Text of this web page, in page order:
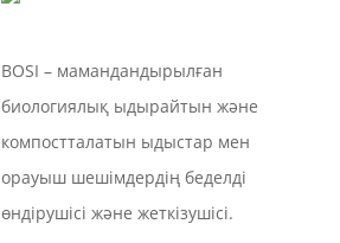
9 Дюймдік Тегін Үлгілер
Бір Рет Қолданылатын
Композициялар...
BOSI – мамандандырылған
биологиялық ыдырайтын және
компостталатын ыдыстар мен
орауыш шешімдердің беделді
өндірушісі және жеткізушісі.